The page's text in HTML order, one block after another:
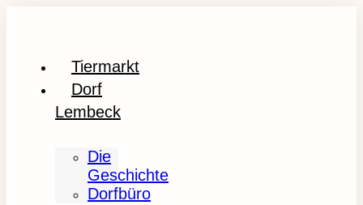
Tiermarkt
Dorf
Lembeck
Die
Geschichte
Dorfbüro